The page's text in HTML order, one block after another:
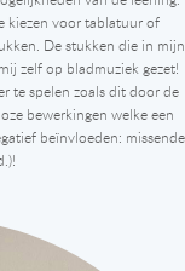
kiezen voor tablatuur of
De stukken die in mijn
zelf op bladmuziek gezet!
te spelen zoals dit door de
bewerkingen welke een
beïnvloeden: missende